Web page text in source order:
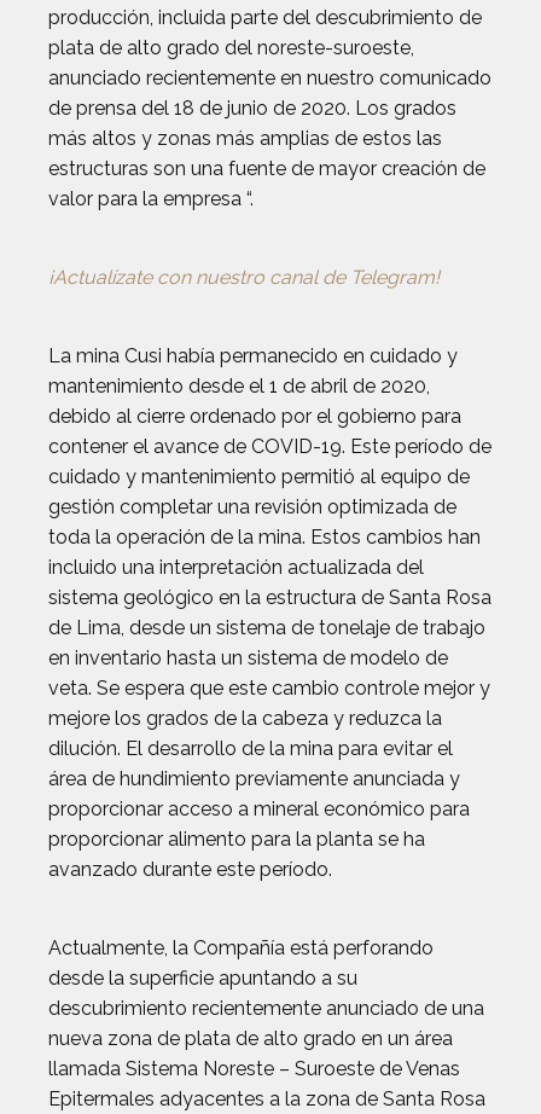
producción, incluida parte del descubrimiento de
plata de alto grado del noreste-suroeste,
anunciado recientemente en nuestro comunicado
de prensa del 18 de junio de 2020. Los grados
más altos y zonas más amplias de estos las
estructuras son una fuente de mayor creación de
valor para la empresa “.
¡Actualízate con nuestro canal de Telegram!
La mina Cusi había permanecido en cuidado y
mantenimiento desde el 1 de abril de 2020,
debido al cierre ordenado por el gobierno para
contener el avance de COVID-19. Este período de
cuidado y mantenimiento permitió al equipo de
gestión completar una revisión optimizada de
toda la operación de la mina. Estos cambios han
incluido una interpretación actualizada del
sistema geológico en la estructura de Santa Rosa
de Lima, desde un sistema de tonelaje de trabajo
en inventario hasta un sistema de modelo de
veta. Se espera que este cambio controle mejor y
mejore los grados de la cabeza y reduzca la
dilución. El desarrollo de la mina para evitar el
área de hundimiento previamente anunciada y
proporcionar acceso a mineral económico para
proporcionar alimento para la planta se ha
avanzado durante este período.
Actualmente, la Compañía está perforando
desde la superficie apuntando a su
descubrimiento recientemente anunciado de una
nueva zona de plata de alto grado en un área
llamada Sistema Noreste – Suroeste de Venas
Epitermales adyacentes a la zona de Santa Rosa